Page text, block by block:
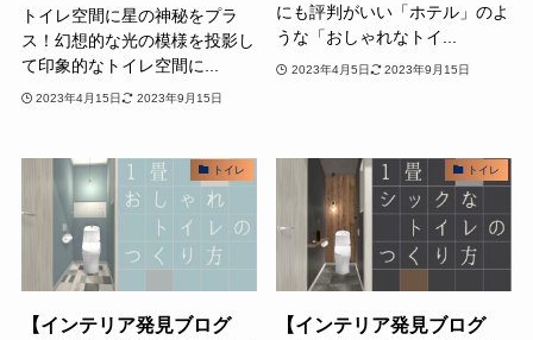
トイレ空間に星の神秘をプラ
ス！幻想的な光の模様を投影し
て印象的なトイレ空間に...
2023年4月15日 2023年9月15日
にも評判がいい「ホテル」のよ
うな「おしゃれなトイ...
2023年4月5日 2023年9月15日
トイレ
【インテリア発見ブログ
トイレ
【インテリア発見ブログ